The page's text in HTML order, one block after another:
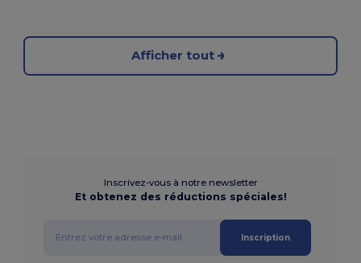
Afficher tout
Inscrivez-vous à notre newsletter
Et obtenez des réductions spéciales!
Inscription